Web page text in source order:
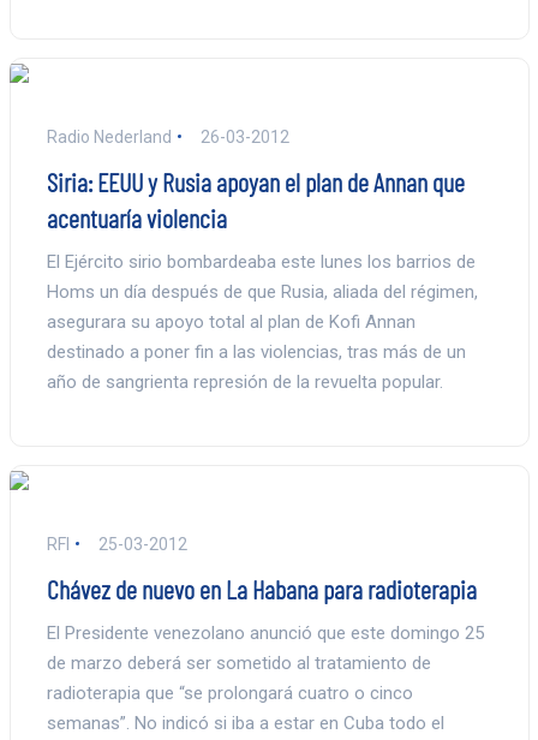
Radio Nederland 26-03-2012
Siria: EEUU y Rusia apoyan el plan de Annan que
acentuaría violencia
El Ejército sirio bombardeaba este lunes los barrios de
Homs un día después de que Rusia, aliada del régimen,
asegurara su apoyo total al plan de Kofi Annan
destinado a poner fin a las violencias, tras más de un
año de sangrienta represión de la revuelta popular.
RFI 25-03-2012
Chávez de nuevo en La Habana para radioterapia
El Presidente venezolano anunció que este domingo 25
de marzo deberá ser sometido al tratamiento de
radioterapia que “se prolongará cuatro o cinco
semanas”. No indicó si iba a estar en Cuba todo el